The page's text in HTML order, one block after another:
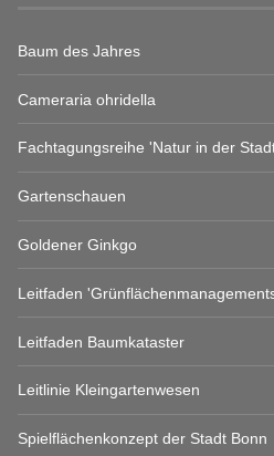
Baum des Jahres
Cameraria ohridella
Fachtagungsreihe 'Natur in der
Gartenschauen
Goldener Ginkgo
Leitfaden
Leitfaden Baumkataster
Leitlinie Kleingartenwesen
Spielflächenkonzept der Stadt Bonn